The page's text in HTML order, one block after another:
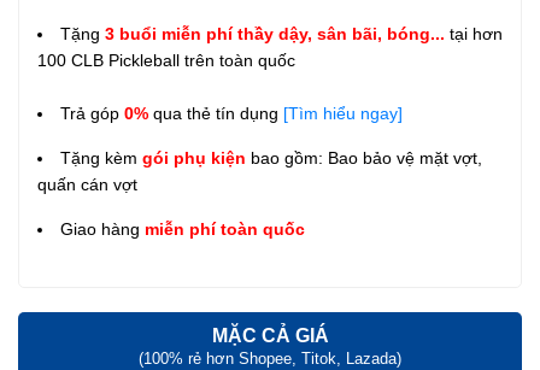
Tặng 3 buổi miễn phí thầy dậy, sân bãi, bóng... tại hơn
100 CLB Pickleball trên toàn quốc
Trả góp 0% qua thẻ tín dụng [Tìm hiểu ngay]
Tặng kèm gói phụ kiện bao gồm: Bao bảo vệ mặt vợt,
quấn cán vợt
Giao hàng miễn phí toàn quốc
MẶC CẢ GIÁ
(100% rẻ hơn Shopee, Titok, Lazada)